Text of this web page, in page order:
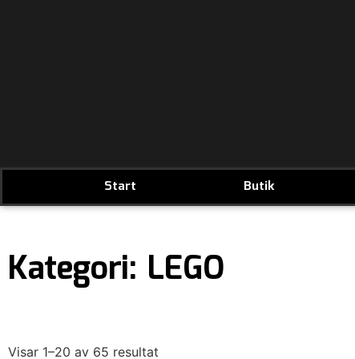
Start Butik
Kategori: LEGO
Visar 1–20 av 65 resultat